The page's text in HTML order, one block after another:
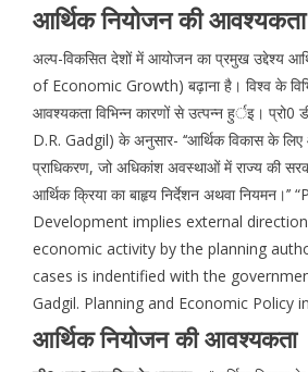
आर्थिक नियोजन की
अल्प-विकसित देशों में आयोजन का प्रमुख उद्देश्य
of Economic Growth) बढ़ाना है। विश्व के
आवश्यकता विभिन्न कारणों से उत्पन्न हुर्इ। प्रो0
D.R. Gadgil) के अनुसार- ‘‘आर्थिक विकास के
प्राधिकरण, जो अधिकांश अवस्थाओं में राज्य की
आर्थिक क्रिया का बाहृय निर्देशन अथवा
Development implies external
economic activity by the planning
cases is indentified with the
Gadgil. Planning and Economic Policy
आर्थिक नियोजन की आवश्यकता